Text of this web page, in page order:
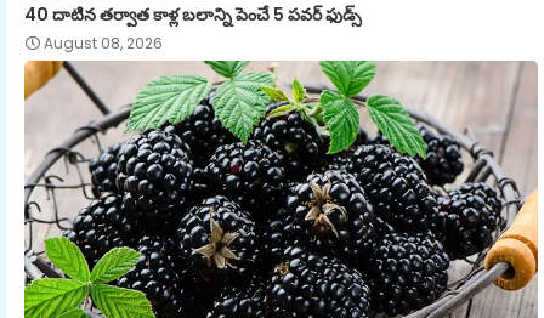
40 దాటిన తర్వాత కాళ్ల బలాన్ని పెంచే 5 పవర్ ఫుడ్స్
August 08, 2026